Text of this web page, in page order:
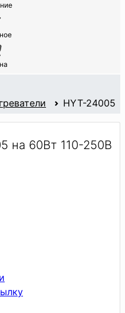
HYT-24005
на 60Вт 110-250В